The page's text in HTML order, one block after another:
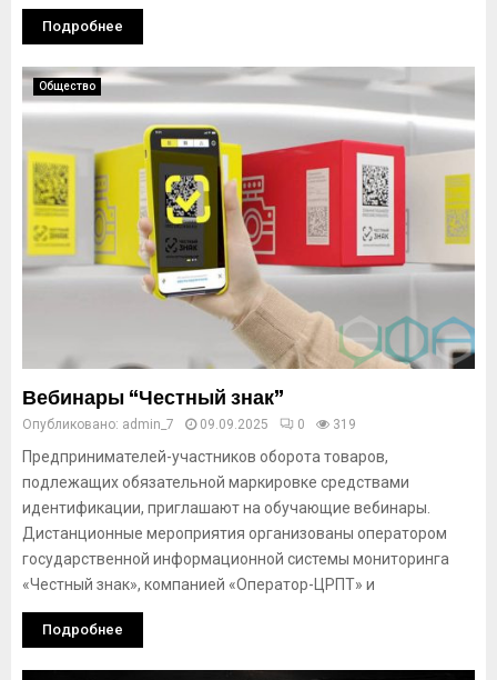
Подробнее
Общество
Вебинары “Честный знак”
Опубликовано: admin_7 09.09.2025 0 319
Предпринимателей-участников оборота товаров,
подлежащих обязательной маркировке средствами
идентификации, приглашают на обучающие вебинары.
Дистанционные мероприятия организованы оператором
государственной информационной системы мониторинга
«Честный знак», компанией «Оператор-ЦРПТ» и
Подробнее